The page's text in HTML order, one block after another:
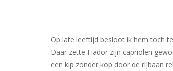
Op late leeftijd besloot ik hem toch
Daar zette Fiador zijn capriolen
een kip zonder kop door de rijbaan